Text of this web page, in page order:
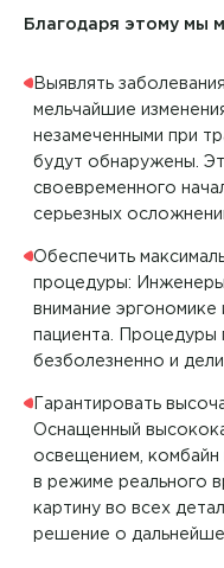
Благодаря этому мы
Выявлять
мельчайшие
незамеченными при
будут обнаружены.
своевременного
серьезных
Обеспечить
процедуры:
внимание
пациента. Процедуры
безболезненно и
Гарантировать
Оснащенный
освещением, комбайн
в режиме реального
картину во всех
решение о